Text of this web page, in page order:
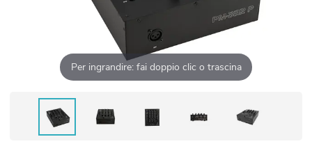
Per ingrandire: fai doppio clic o trascina